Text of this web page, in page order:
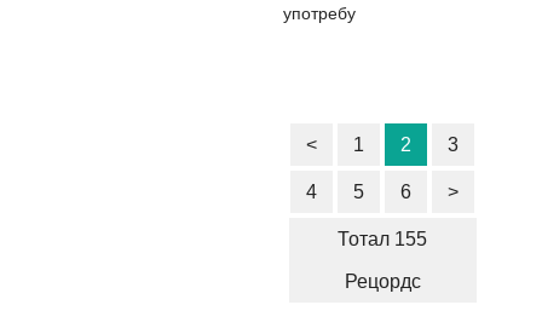
употребу
< 1 2 3
4 5 6 >
Тотал 155
Рецордс